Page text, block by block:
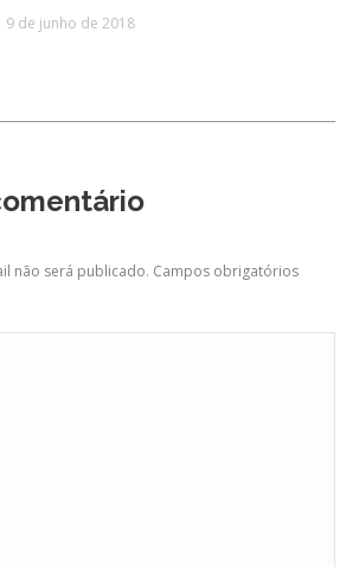
9 de junho de 2018
não será publicado. Campos obrigatórios